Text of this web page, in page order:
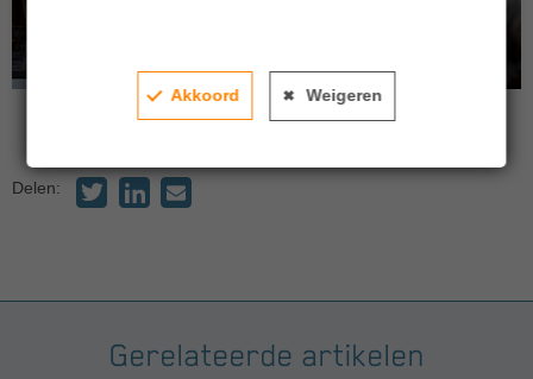
Akkoord Weigeren
Delen:
Gerelateerde artikelen